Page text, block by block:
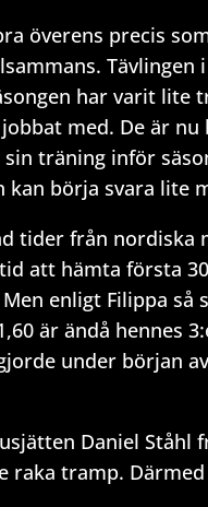
överens precis
Tävlingen
har varit lite
med. De är
träning inför
kan börja svara lite
tider från
att hämta första
enligt Filippa
är ändå hennes
under början
Daniel Ståhl
raka tramp.